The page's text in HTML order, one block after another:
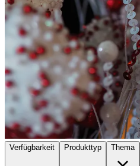
Verfügbarkeit Produkttyp Thema